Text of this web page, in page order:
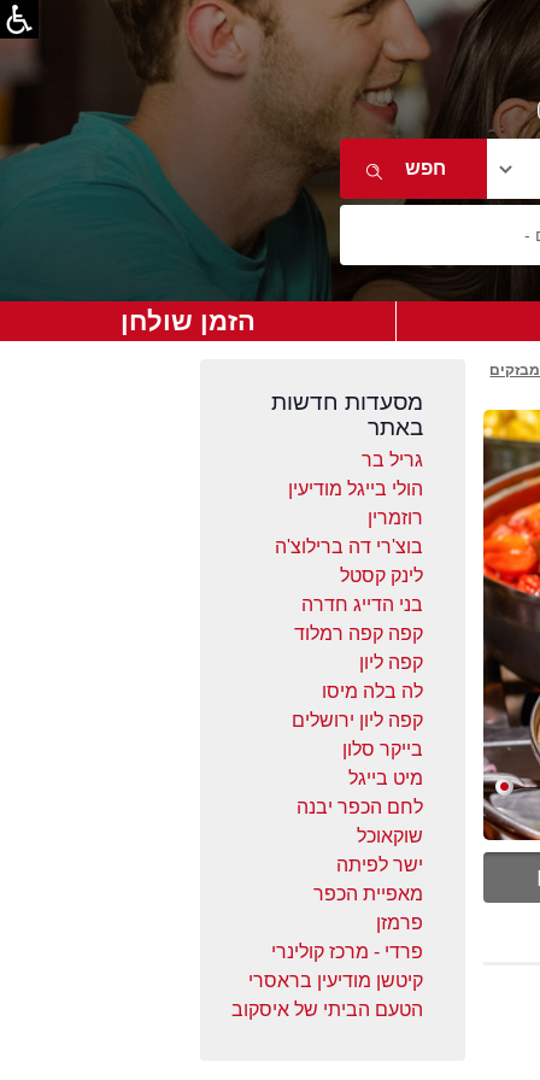
הזמן שולחן
מסעדות חדשות
באתר
גריל בר
הולי בייגל מודיעין
רוזמרין
בוצ'רי דה ברילוצ'ה
לינק קסטל
בני הדייג חדרה
קפה קפה רמלוד
קפה ליון
לה בלה מיסו
קפה ליון ירושלים
בייקר סלון
מיט בייגל
לחם הכפר יבנה
שוקאוכל
ישר לפיתה
מאפיית הכפר
פרמזן
פרדי - מרכז קולינרי
קיטשן מודיעין בראסרי
הטעם הביתי של איסקוב